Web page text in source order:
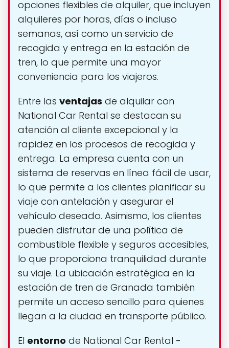
opciones flexibles de alquiler, que incluyen
alquileres por horas, días o incluso
semanas, así como un servicio de
recogida y entrega en la estación de
tren, lo que permite una mayor
conveniencia para los viajeros.
Entre las ventajas de alquilar con
National Car Rental se destacan su
atención al cliente excepcional y la
rapidez en los procesos de recogida y
entrega. La empresa cuenta con un
sistema de reservas en línea fácil de usar,
lo que permite a los clientes planificar su
viaje con antelación y asegurar el
vehículo deseado. Asimismo, los clientes
pueden disfrutar de una política de
combustible flexible y seguros accesibles,
lo que proporciona tranquilidad durante
su viaje. La ubicación estratégica en la
estación de tren de Granada también
permite un acceso sencillo para quienes
llegan a la ciudad en transporte público.
El entorno de National Car Rental -